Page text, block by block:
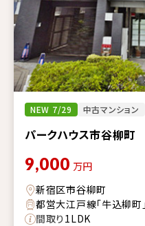
NEW 7/29 中古マンション
パークハウス市谷柳町
9,000 万円
新宿区市谷柳町
都営大江戸線「牛込柳
間取り1LDK